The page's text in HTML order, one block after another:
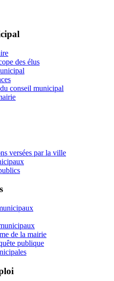
des élus
conseil municipal
versées par la ville
de la mairie
publique